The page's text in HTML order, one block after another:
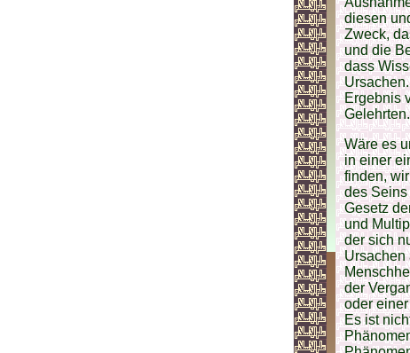
diesen
Zweck,
und die
dass
Ergebnis
Gelehrten.
Wäre es
in einer
finden,
des
Gesetz
und
der sich
Ursachen
der
oder
Es ist